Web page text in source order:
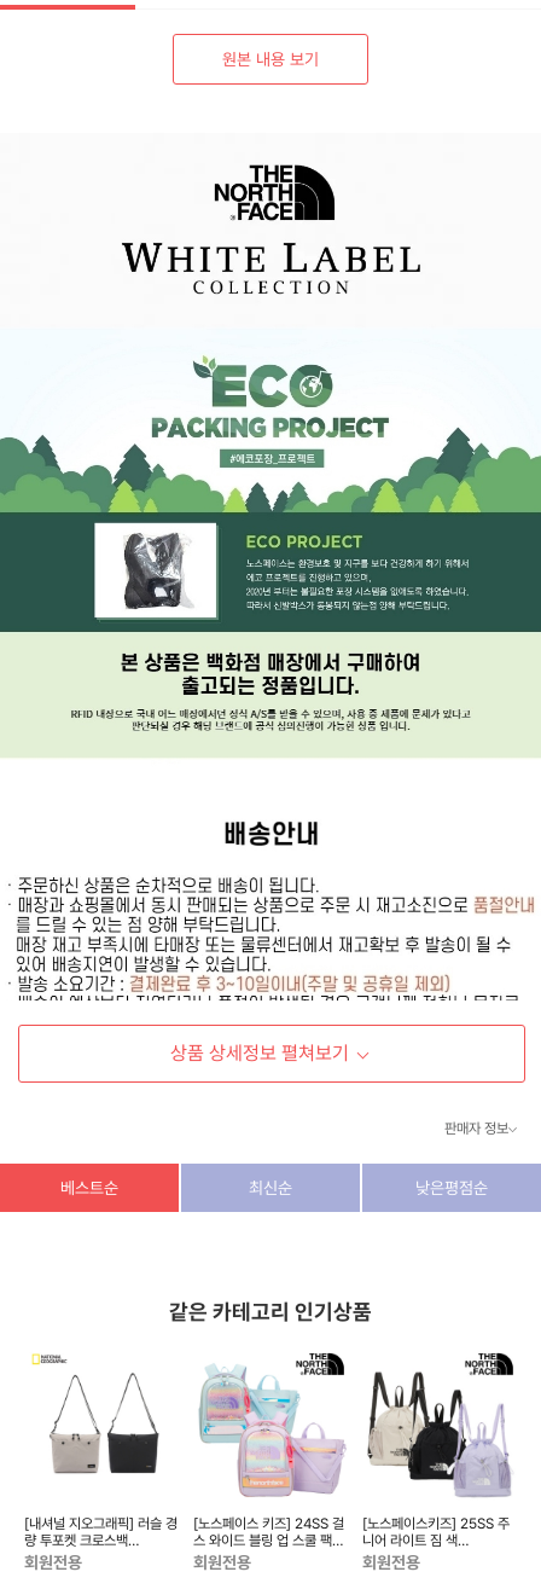
원본 내용 보기
상품 상세정보 펼쳐보기
판매자 정보
상호/대표자 (주) 동이커머스
dongeecom@naver.com
소재지 경기도 고양시 덕양구 꽃마을로64, 1235호
베스트순 최신순 낮은평점순
같은 카테고리 인기상품
[내셔널 지오그래픽] 러슬 경
량 투포켓 크로스백
N256ACR010
회원전용
[노스페이스 키즈] 24SS 걸
스 와이드 블링 업 스쿨 팩
NM2DQ03_KIDS
회원전용
[노스페이스키즈] 25SS 주
니어 라이트 짐 색
NN2PR01_KIDS
회원전용